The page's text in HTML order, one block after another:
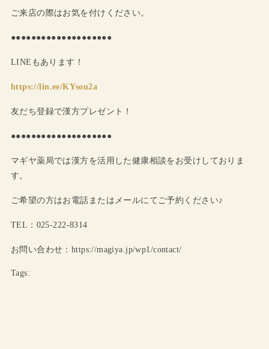
ご来店の際はお気を付けください。
●●●●●●●●●●●●●●●●●●●●
LINEもあります！
https://lin.ee/KYsou2a
友だち登録で漢方プレゼント！
●●●●●●●●●●●●●●●●●●●●
マギヤ薬局では漢方を活用した健康相談をお受けしておりま
す。
ご希望の方はお電話またはメールにてご予約ください♪
TEL：025-222-8314
お問い合わせ：https://magiya.jp/wp1/contact/
Tags: